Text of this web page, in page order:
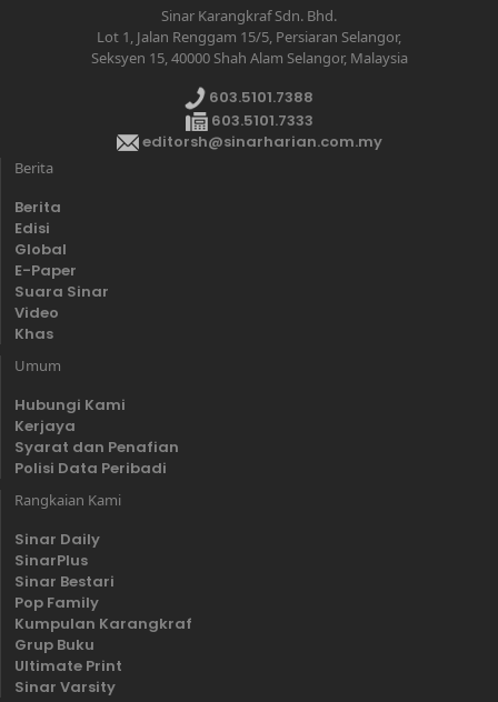
Sinar Karangkraf Sdn. Bhd.
Lot 1, Jalan Renggam 15/5, Persiaran Selangor,
Seksyen 15, 40000 Shah Alam Selangor, Malaysia
603.5101.7388
603.5101.7333
editorsh@sinarharian.com.my
Berita
Berita
Edisi
Global
E-Paper
Suara Sinar
Video
Khas
Umum
Hubungi Kami
Kerjaya
Syarat dan Penafian
Polisi Data Peribadi
Rangkaian Kami
Sinar Daily
SinarPlus
Sinar Bestari
Pop Family
Kumpulan Karangkraf
Grup Buku
Ultimate Print
Sinar Varsity